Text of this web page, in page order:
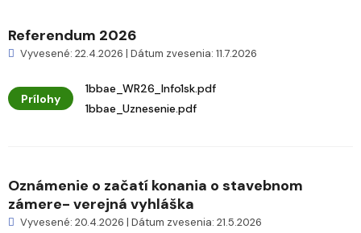
Referendum 2026
Vyvesené: 22.4.2026 | Dátum zvesenia: 11.7.2026
Prílohy
1bbae_WR26_Info1sk.pdf
1bbae_Uznesenie.pdf
Oznámenie o začatí konania o stavebnom
zámere- verejná vyhláška
Vyvesené: 20.4.2026 | Dátum zvesenia: 21.5.2026